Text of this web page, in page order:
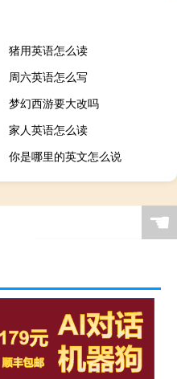
猪用英语怎么读
周六英语怎么写
梦幻西游要大改吗
家人英语怎么读
你是哪里的英文怎么说
☚